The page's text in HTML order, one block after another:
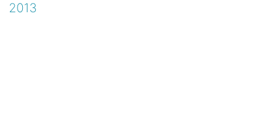
2013